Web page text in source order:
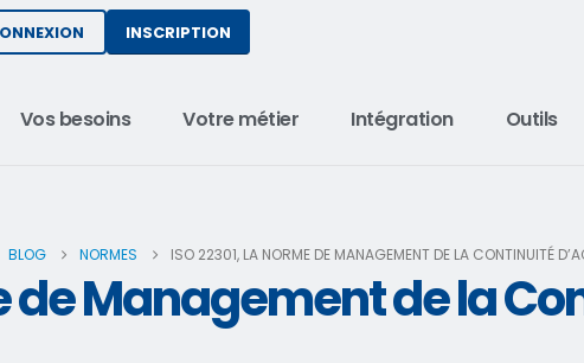
INSCRIPTION
Vos besoins Votre métier Intégration Outils
BLOG NORMES ISO 22301, LA NORME DE MANAGEMENT DE LA CONTINUITÉ
de Management de la